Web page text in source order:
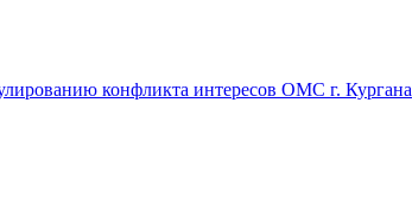
конфликта интересов ОМС г. Кургана